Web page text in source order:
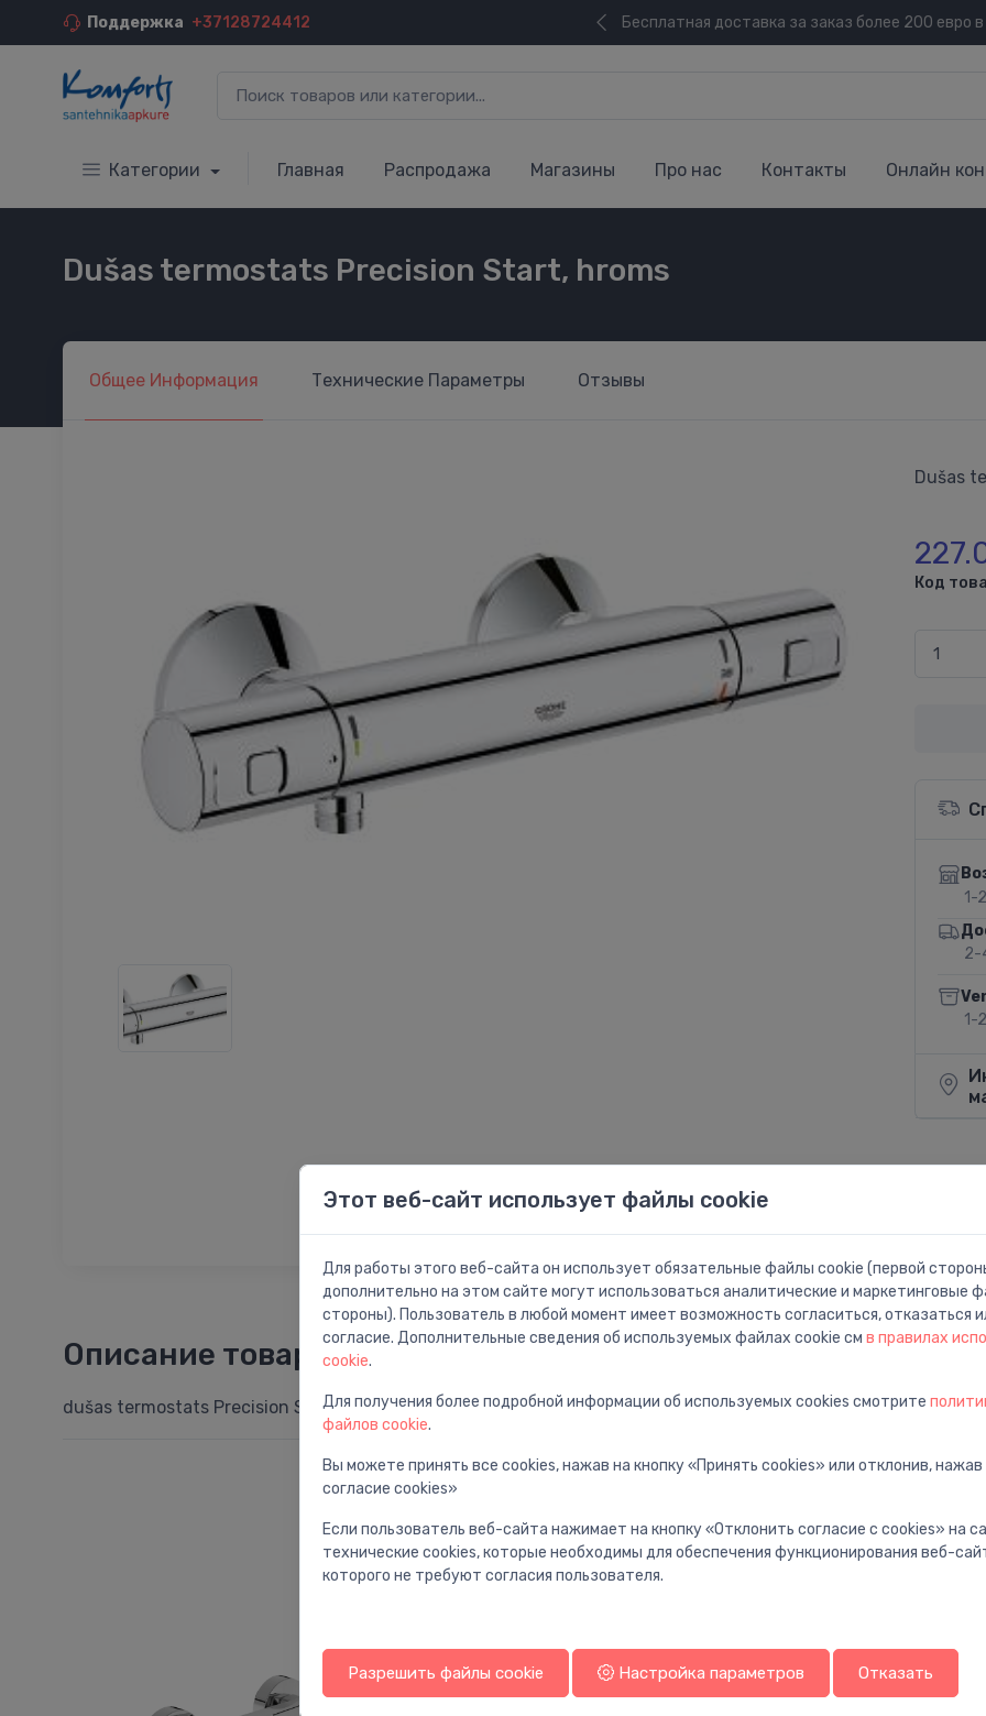
Поддержка +37128724412 Бесплатная доставка за заказ более 200 евро в
Категории Главная Распродажа Магазины Про нас Контакты Онлайн
Dušas termostats Precision Start, hroms
Общее Информация Технические Параметры Отзывы
Dušas
Код
1-
2-
1-
Описание товара
dušas termostats Precision Start, hroms
Вам также может понравиться
Этот веб-сайт использует файлы cookie
Для работы этого веб-сайта он использует обязательные файлы cookie (первой
дополнительно на этом сайте могут использоваться аналитические и маркетинговые
стороны). Пользователь в любой момент имеет возможность согласиться, отказаться
согласие. Дополнительные сведения об используемых файлах cookie см в правилах
cookie.
Для получения более подробной информации об используемых cookies смотрите
файлов cookie.
Вы можете принять все cookies, нажав на кнопку «Принять cookies» или отклонив,
согласие cookies»
Если пользователь веб-сайта нажимает на кнопку «Отклонить согласие с cookies» на
технические cookies, которые необходимы для обеспечения функционирования веб-
которого не требуют согласия пользователя.
Разрешить файлы cookie Настройка параметров Отказать